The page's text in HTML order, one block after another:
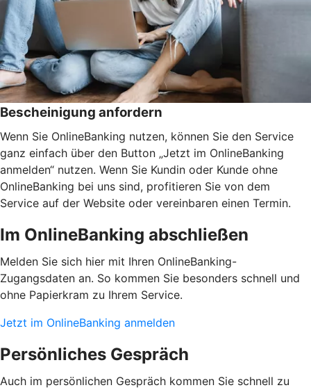
Bescheinigung anfordern
Wenn Sie OnlineBanking nutzen, können Sie den Service
ganz einfach über den Button „Jetzt im OnlineBanking
anmelden“ nutzen. Wenn Sie Kundin oder Kunde ohne
OnlineBanking bei uns sind, profitieren Sie von dem
Service auf der Website oder vereinbaren einen Termin.
Im OnlineBanking abschließen
Melden Sie sich hier mit Ihren OnlineBanking-
Zugangsdaten an. So kommen Sie besonders schnell und
ohne Papierkram zu Ihrem Service.
Jetzt im OnlineBanking anmelden
Persönliches Gespräch
Auch im persönlichen Gespräch kommen Sie schnell zu